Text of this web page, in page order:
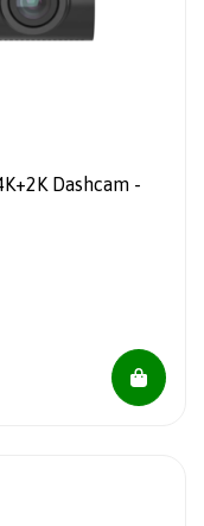
Dashcam -